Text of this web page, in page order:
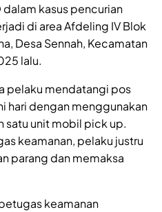
kasus pencurian
di area Afdeling IV Blok
Desa Sennah, Kecamatan
lalu.
pelaku mendatangi pos
hari dengan menggunakan
satu unit mobil pick up.
keamanan, pelaku justru
parang dan memaksa
keamanan